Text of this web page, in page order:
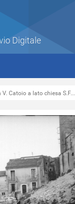
Digitale
V. Catoio a lato chiesa S.F...